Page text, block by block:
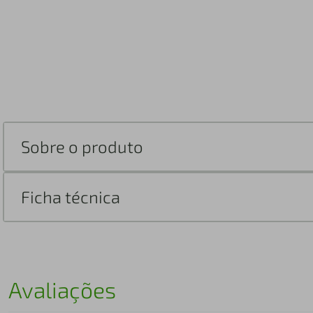
Sobre o produto
Ficha técnica
Avaliações